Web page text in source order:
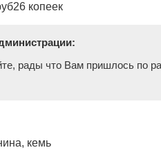
копеек
рады что Вам пришлось по
кемь